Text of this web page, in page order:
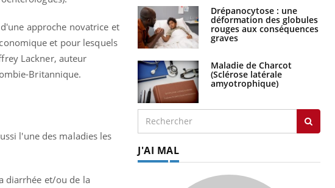
approche novatrice et
et pour lesquels
Lackner, auteur
Britannique.
l'une des maladies les
diarrhée et/ou de la
Drépanocytose : une
déformation des globules
rouges aux conséquences
graves
Maladie de Charcot
(Sclérose latérale
amyotrophique)
J'AI MAL